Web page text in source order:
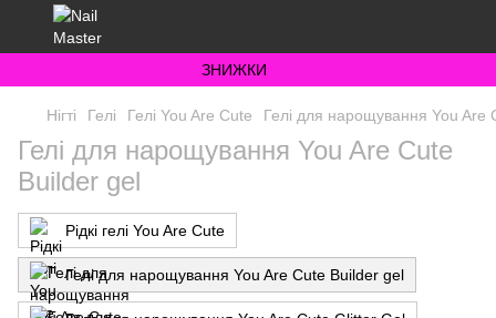
ЗНИЖКИ
Нігті Гелі Гелі You Are Cute Гелі для нарощування You Are
Гелі для нарощування You Are Cute
Builder gel
Рідкі гелі You Are Cute
Гелі для нарощування You Are Cute Builder gel